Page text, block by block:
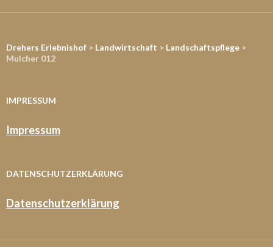
Drehers Erlebnishof > Landwirtschaft > Landschaftspflege >
Mulcher 012
IMPRESSUM
Impressum
DATENSCHUTZERKLÄRUNG
Datenschutzerklärung